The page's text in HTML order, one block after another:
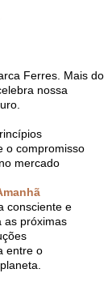
Ferres. Mais do
nossa
o compromisso
mercado
consciente e
as próximas
entre o